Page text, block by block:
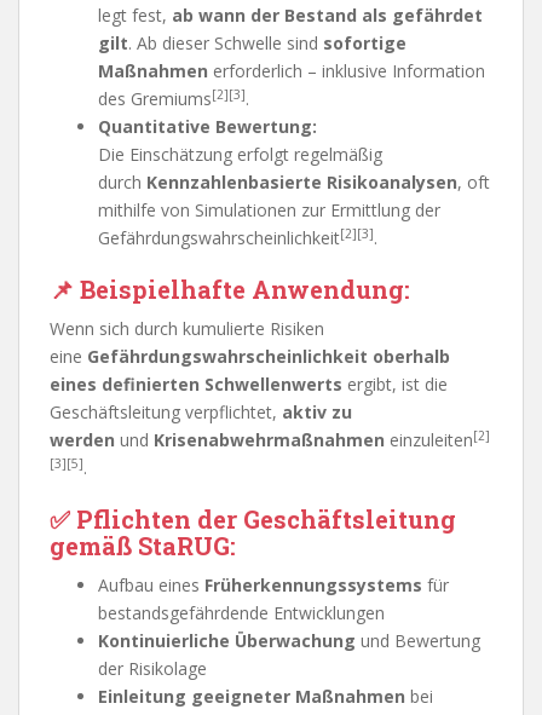
legt fest, ab wann der Bestand als gefährdet
gilt. Ab dieser Schwelle sind sofortige
Maßnahmen erforderlich – inklusive Information
des Gremiums[2][3].
Quantitative Bewertung:
Die Einschätzung erfolgt regelmäßig
durch Kennzahlenbasierte Risikoanalysen, oft
mithilfe von Simulationen zur Ermittlung der
Gefährdungswahrscheinlichkeit[2][3].
📌 Beispielhafte Anwendung:
Wenn sich durch kumulierte Risiken
eine Gefährdungswahrscheinlichkeit oberhalb
eines definierten Schwellenwerts ergibt, ist die
Geschäftsleitung verpflichtet, aktiv zu
werden und Krisenabwehrmaßnahmen einzuleiten[2]
[3][5].
✅ Pflichten der Geschäftsleitung
gemäß StaRUG:
Aufbau eines Früherkennungssystems für
bestandsgefährdende Entwicklungen
Kontinuierliche Überwachung und Bewertung
der Risikolage
Einleitung geeigneter Maßnahmen bei